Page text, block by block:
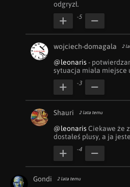
odgryzł.
-5
wojciech-domagala 2
@leonaris -
sytuacja miała miejsce
-3
Shauri 2 lata temu
@leonaris Ciekawe że
dostałeś plusy, a ja
-4
Gondi 2 lata temu